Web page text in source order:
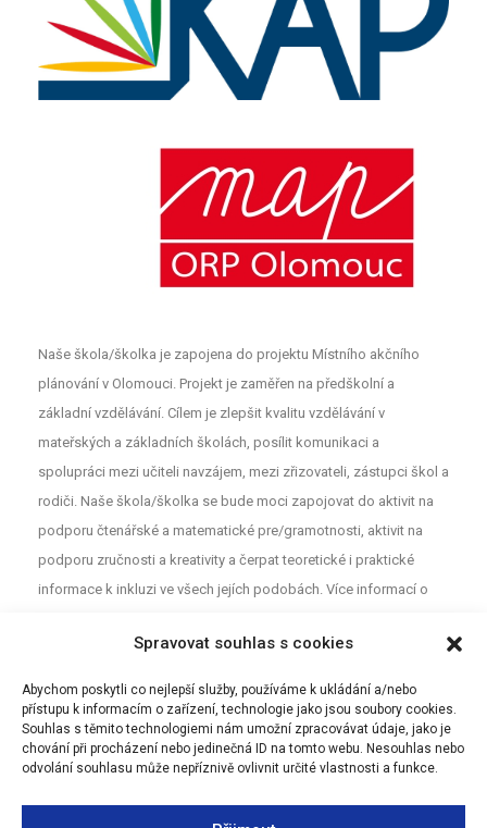
Spravovat souhlas s cookies
Abychom poskytli co nejlepší služby, používáme k ukládání a/nebo
přístupu k informacím o zařízení, technologie jako jsou soubory cookies.
Souhlas s těmito technologiemi nám umožní zpracovávat údaje, jako je
chování při procházení nebo jedinečná ID na tomto webu. Nesouhlas nebo
odvolání souhlasu může nepříznivě ovlivnit určité vlastnosti a funkce.
Naše škola/školka je zapojena do projektu Místního akčního
plánování v Olomouci. Projekt je zaměřen na předškolní a
základní vzdělávání. Cílem je zlepšit kvalitu vzdělávání v
mateřských a základních školách, posílit komunikaci a
spolupráci mezi učiteli navzájem, mezi zřizovateli, zástupci škol a
rodiči. Naše škola/školka se bude moci zapojovat do aktivit na
podporu čtenářské a matematické pre/gramotnosti, aktivit na
podporu zručnosti a kreativity a čerpat teoretické i praktické
informace k inkluzi ve všech jejích podobách. Více informací o
vzdělávání mezi rodiči, učiteli a dalšími aktéry z Olomouce jsou